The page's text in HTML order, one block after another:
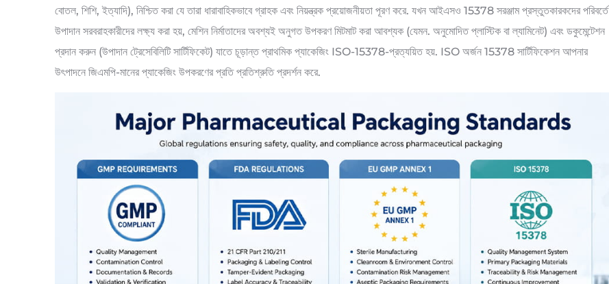
বোতল, শিশি, ইত্যাদি), নিশ্চিত করা যে তারা ধারাবাহিকভাবে গ্রাহক এবং নিয়ন্ত্রক প্রয়োজনীয়তা পূরণ করে. যখন আইএসও 15378 সরঞ্জাম প্রস্তুতকারকদের পরিবর্তে
উপাদান সরবরাহকারীদের লক্ষ্য করা হয়, মেশিন নির্মাতাদের অবশ্যই অনুগত উপকরণ মিটমাট করা আবশ্যক (যেমন. অনুমোদিত প্লাস্টিক বা ল্যামিনেট) এবং ডকুমেন্টেশন
প্রদান করুন (উপাদান ট্রেসেবিলিটি সার্টিফিকেট) যাতে চূড়ান্ত প্রাথমিক প্যাকেজিং ISO-15378-প্রত্যয়িত হয়. ISO অর্জন 15378 সার্টিফিকেশন আপনার
উৎপাদনে জিএমপি-মানের প্যাকেজিং উপকরণের প্রতি প্রতিশ্রুতি প্রদর্শন করে.